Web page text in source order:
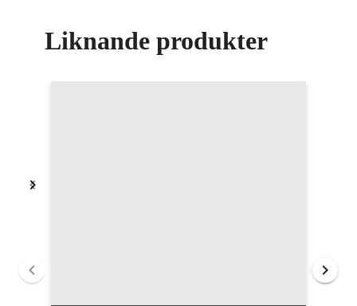
Liknande produkter